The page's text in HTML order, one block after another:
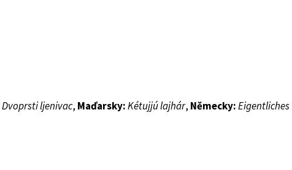
Dvoprsti ljenivac, Maďarsky:Kétujjú lajhár, Německy:Eigentliches